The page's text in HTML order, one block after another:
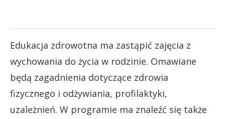
Edukacja zdrowotna ma zastąpić zajęcia z
wychowania do życia w rodzinie. Omawiane
będą zagadnienia dotyczące zdrowia
fizycznego i odżywiania, profilaktyki,
uzależnień. W programie ma znaleźć się także